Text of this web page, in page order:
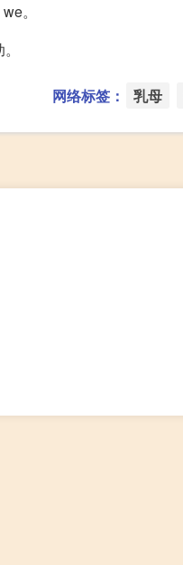
。
网络标签： 乳母